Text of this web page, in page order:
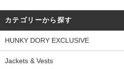
カテゴリーから探す
HUNKY DORY EXCLUSIVE
Jackets & Vests